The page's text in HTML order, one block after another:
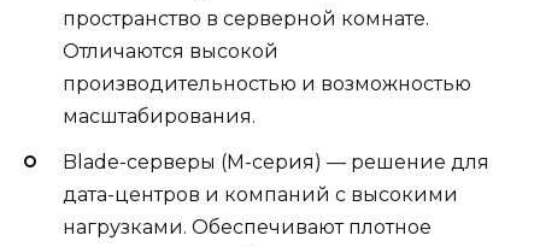
пространство в серверной комнате.
Отличаются высокой
производительностью и возможностью
масштабирования.
Blade-серверы (M-серия) — решение для
дата-центров и компаний с высокими
нагрузками. Обеспечивают плотное